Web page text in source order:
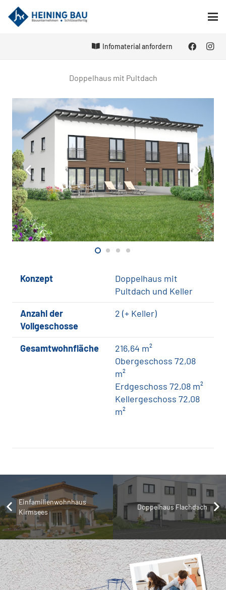
Infomaterial anfordern
Doppelhaus mit Pultdach
Konzept
Doppelhaus mit
Pultdach und Keller
Anzahl der
Vollgeschosse
2 (+ Keller)
Gesamtwohnfläche
216,64 m²
Obergeschoss 72,08
m²
Erdgeschoss 72,08 m²
Kellergeschoss 72,08
m²
Einfamilienwohnhaus
Kirmsees
Doppelhaus Flachdach